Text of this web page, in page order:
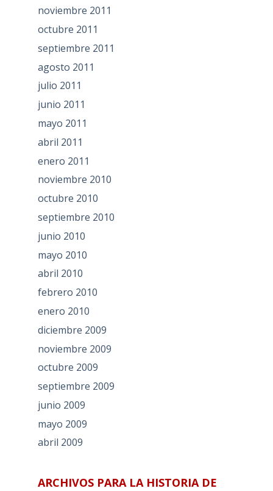
noviembre 2011
octubre 2011
septiembre 2011
agosto 2011
julio 2011
junio 2011
mayo 2011
abril 2011
enero 2011
noviembre 2010
octubre 2010
septiembre 2010
junio 2010
mayo 2010
abril 2010
febrero 2010
enero 2010
diciembre 2009
noviembre 2009
octubre 2009
septiembre 2009
junio 2009
mayo 2009
abril 2009
ARCHIVOS PARA LA HISTORIA DE